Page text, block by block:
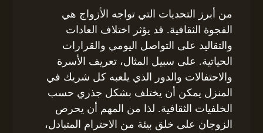
من أبرز التحديات التي تواجه الأزواج هي
الفجوة الثقافية. قد يؤثر اختلاف العادات
والتقاليد على التواصل اليومي والقرارات
الحياتية. على سبيل المثال، تعريف الأسرة
والاحتفالات والدور الذي يلعبه كل شريك في
المنزل يمكن أن يختلف بشكل جذري حسب
الخلفيات الثقافية. لذا من المهم أن يحرص
الزوجان على خلق بيئة من الاحترام المتبادل،